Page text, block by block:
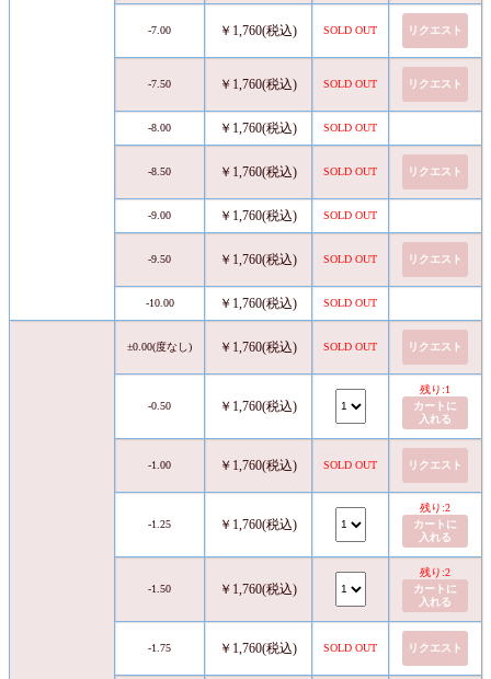
-7.00 ￥1,760(税込) SOLD OUT リクエスト
-7.50 ￥1,760(税込) SOLD OUT リクエスト
-8.00 ￥1,760(税込) SOLD OUT
-8.50 ￥1,760(税込) SOLD OUT リクエスト
-9.00 ￥1,760(税込) SOLD OUT
-9.50 ￥1,760(税込) SOLD OUT リクエスト
-10.00 ￥1,760(税込) SOLD OUT
±0.00(度なし) ￥1,760(税込) SOLD OUT リクエスト
-0.50 ￥1,760(税込)
残り:1
カートに
入れる
-1.00 ￥1,760(税込) SOLD OUT リクエスト
-1.25 ￥1,760(税込)
残り:2
カートに
入れる
-1.50 ￥1,760(税込)
残り:2
カートに
入れる
-1.75 ￥1,760(税込) SOLD OUT リクエスト